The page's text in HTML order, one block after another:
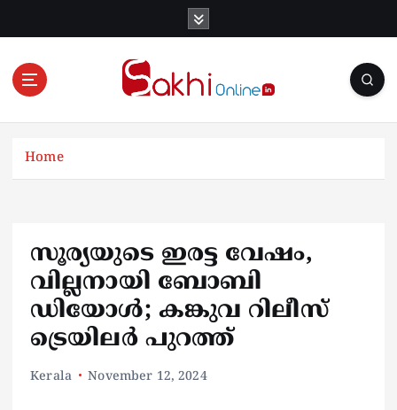
Online News Portal
Home
സൂര്യയുടെ ഇരട്ട വേഷം,
വില്ലനായി ബോബി
ഡിയോൾ; കങ്കുവ റിലീസ്
ട്രെയിലർ പുറത്ത്
Kerala November 12, 2024